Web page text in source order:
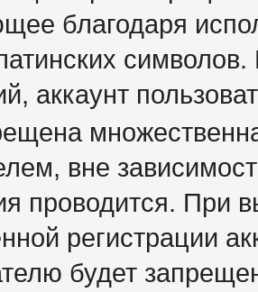
благодаря
аккаунт
вне
проводится. При
регистрации
будет